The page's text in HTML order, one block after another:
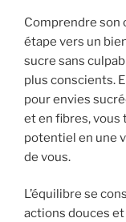
Comprendre son
étape vers un
sucre sans
plus conscients.
pour envies
et en fibres,
potentiel en une
de vous.
L’équilibre se
actions douces